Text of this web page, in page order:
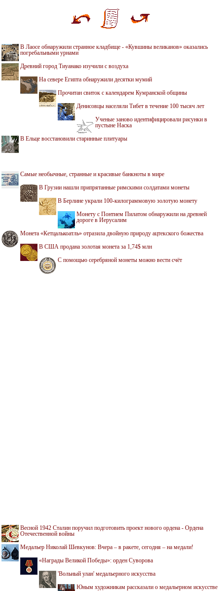
В Лаосе обнаружили странное кладбище - «Кувшины великанов» оказались
погребальными урнами
Древний город Тиуанако изучили с воздуха
На севере Египта обнаружили десятки мумий
Прочитан свиток с календарем Кумранской общины
Денисовцы населяли Тибет в течение 100 тысяч лет
Ученые заново идентифицировали рисунки в
пустыне Наска
В Ельце восстановили старинные плитуары
Самые необычные, странные и красивые банкноты в мире
В Грузии нашли припрятанные римскими солдатами монеты
В Берлине украли 100-килограммовую золотую монету
Монету с Понтием Пилатом обнаружили на древней
дороге в Иерусалим
Монета «Кетцалькоатль» отразила двойную природу ацтекского божества
В США продана золотая монета за 1,74$ млн
С помощью серебряной монеты можно вести счёт
Весной 1942 Сталин поручил подготовить проект нового ордена - Ордена
Отечественной войны
Медальер Николай Шевкунов: Вчера – в ракете, сегодня – на медали!
«Награды Великой Победы»: орден Суворова
'Вольный улан' медальерного искусства
Юным художникам рассказали о медальерном искусстве